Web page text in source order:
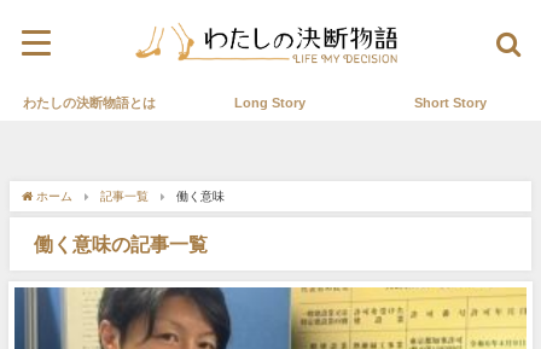
わたしの決断物語とは Long Story Short Story
ホーム 記事一覧 働く意味
働く意味の記事一覧